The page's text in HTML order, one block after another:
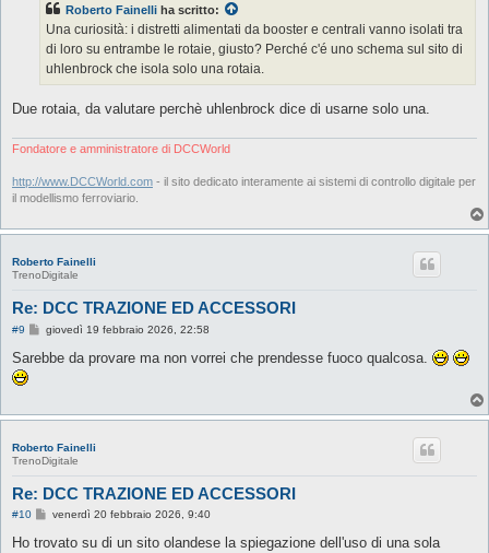
Roberto Fainelli ha scritto:
Una curiosità: i distretti alimentati da booster e centrali vanno isolati tra
di loro su entrambe le rotaie, giusto? Perché c'é uno schema sul sito di
uhlenbrock che isola solo una rotaia.
Due rotaia, da valutare perchè uhlenbrock dice di usarne solo una.
Fondatore e amministratore di DCCWorld
http://www.DCCWorld.com - il sito dedicato interamente ai sistemi di controllo digitale per
il modellismo ferroviario.
Roberto Fainelli
TrenoDigitale
Re: DCC TRAZIONE ED ACCESSORI
#9
M
s
i
giovedì 19 febbraio 2026, 22:58
Sarebbe da provare ma non vorrei che prendesse fuoco qualcosa.
Roberto Fainelli
TrenoDigitale
Re: DCC TRAZIONE ED ACCESSORI
#10
M
s
venerdì 20 febbraio 2026, 9:40
Ho trovato su di un sito olandese la spiegazione dell'uso di una sola